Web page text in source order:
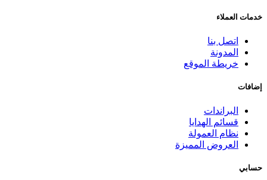
خدمات العملاء
اتصل بنا
المدونة
خريطة الموقع
إضافات
البراندات
قسائم الهدايا
نظام العمولة
العروض المميزة
حسابي